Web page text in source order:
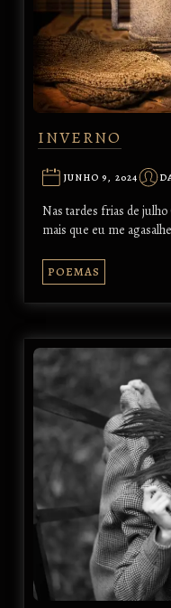
INVERNO
JUNHO 9, 2024
Nas tardes frias de
mais que eu me
POEMAS